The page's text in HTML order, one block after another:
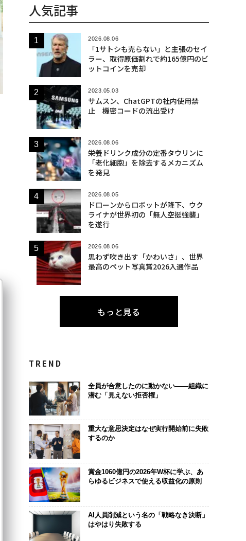
人気記事
2026.08.06
「1サトシも売らない」と主張のセイ
ラー、取得原価割れで約165億円のビ
ットコインを売却
2023.05.03
サムスン、ChatGPTの社内使用禁
止 機密コードの流出受け
2026.08.06
栄養ドリンク成分の定番タウリンに
「老化細胞」を除去するメカニズム
を発見
2026.08.05
ドローンからロボットが降下、ウク
ライナが世界初の「無人空挺強襲」
を遂行
2026.08.06
思わず吹き出す「かわいさ」、世界
最高のペット写真賞2026入選作品
もっと見る
TREND
全員が合意したのに動かない——組織に
潜む「見えない拒否権」
重大な意思決定はなぜ実行開始前に失敗
するのか
賞金1060億円の2026年W杯に学ぶ、あ
らゆるビジネスで使える収益化の原則
AI人員削減という名の「戦略なき決断」
はやはり失敗する